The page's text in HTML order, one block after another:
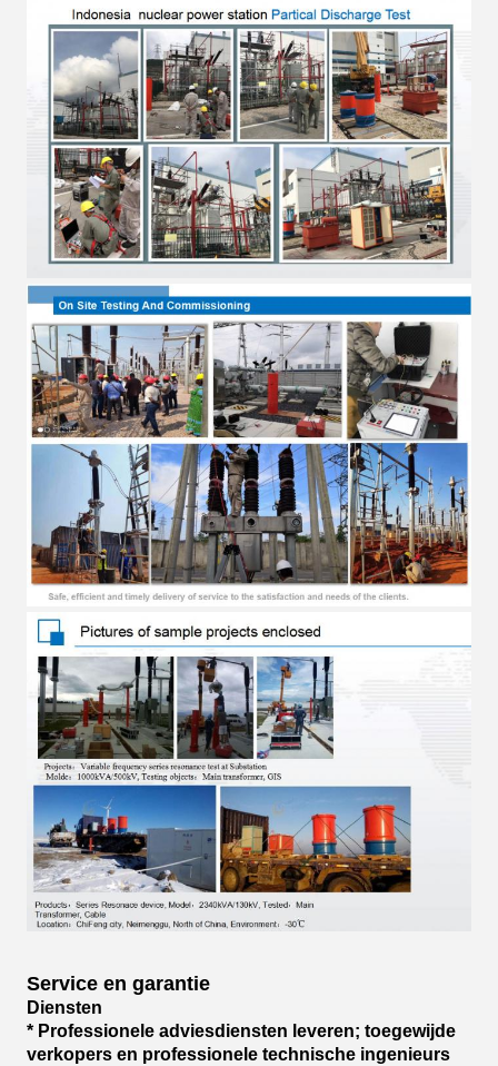
Service en garantie
Diensten
* Professionele adviesdiensten leveren; toegewijde
verkopers en professionele technische ingenieurs